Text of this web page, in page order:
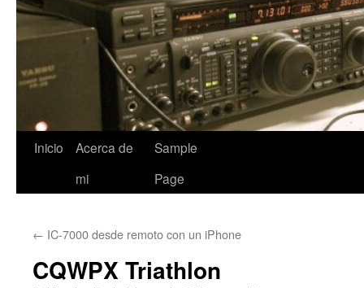
Inicio
Acerca de
mi
Sample
Page
← IC-7000 desde remoto con un iPhone
CQWPX Triathlon